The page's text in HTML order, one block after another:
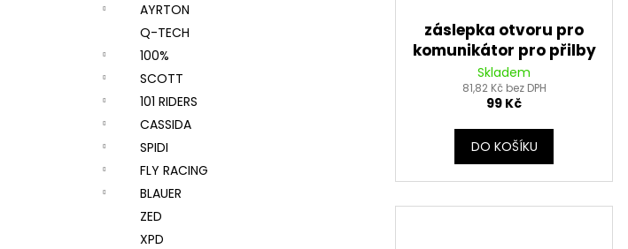
AYRTON
Q-TECH
100%
SCOTT
101 RIDERS
CASSIDA
SPIDI
FLY RACING
BLAUER
ZED
XPD
záslepka otvoru pro
komunikátor pro přilby
Sharki/Feng/Zephir,
VEMAR/V-HELMETS
Skladem
81,82 Kč bez DPH
99 Kč
DO KOŠÍKU